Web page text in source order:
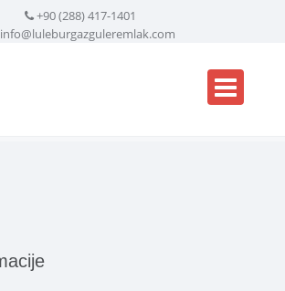
+90 (288) 417-1401
info@luleburgazguleremlak.com